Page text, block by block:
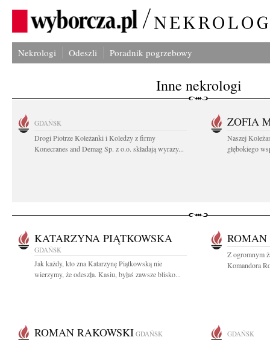
Nekrologi Odeszli Poradnik pogrzebowy
Inne nekrologi
GDAŃSK
Drogi Piotrze Koleżanki i Koledzy z firmy
Konecranes and Demag Sp. z o.o. składają wyrazy...
ZOFIA
Naszej
głębokiego
KATARZYNA PIĄTKOWSKA
GDAŃSK
Jak każdy, kto zna Katarzynę Piątkowską nie
wierzymy, że odeszła. Kasiu, byłaś zawsze blisko...
ROMAN
Z ogromnym
Komandora
ROMAN RAKOWSKI GDAŃSK GDAŃSK